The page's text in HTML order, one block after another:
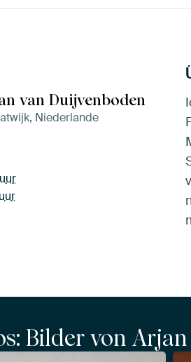
van Duijvenboden
Niederlande
Bilder von